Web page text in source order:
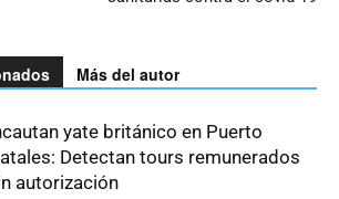
Más del autor
yate británico en Puerto
Detectan tours remunerados
autorización